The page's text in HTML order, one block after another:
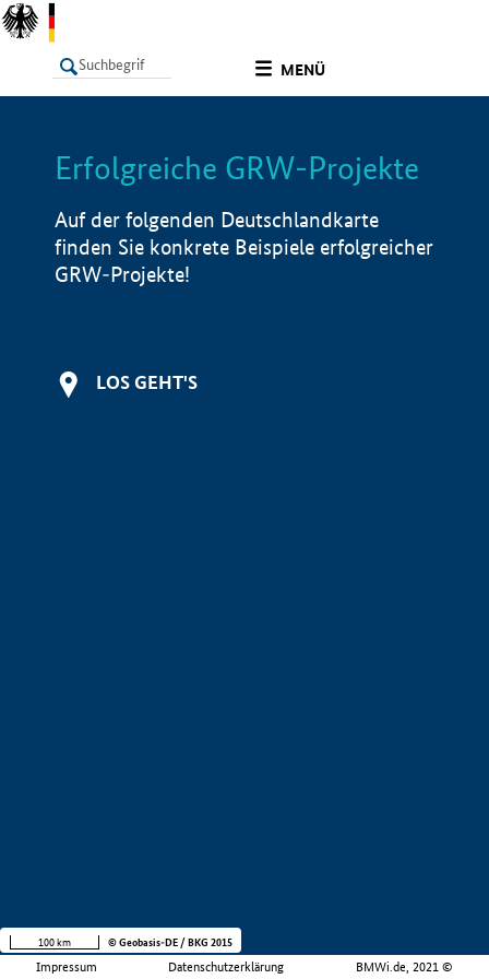
MENÜ
LISTE Info
Erfolgreiche GRW-Projekte
Auf der folgenden Deutschlandkarte
finden Sie konkrete Beispiele erfolgreicher
GRW-Projekte!
LOS GEHT'S
Impressum Datenschutzerklärung BMWi.de, 2021 ©
100 km © Geobasis-DE / BKG 2015